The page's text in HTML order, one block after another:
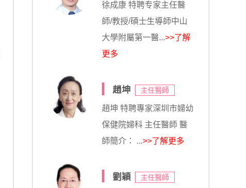
徐成康 特聘专家主任醫
師/教授/碩士生導師中山
大學附屬第一醫...>>了解
更多
趙坤 主任醫師
趙坤 特聘專家深圳市婦幼
保健院婦科 主任醫師 醫
師簡介： ...>>了解更多
劉穎 主任醫師